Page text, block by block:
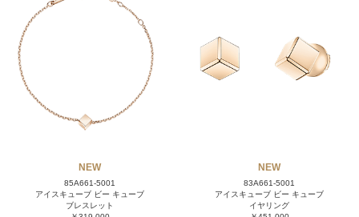
NEW
85A661-5001
アイスキューブ ビー キューブ
ブレスレット
NEW
83A661-5001
アイスキューブ ビー キューブ
イヤリング